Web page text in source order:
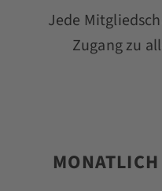
Jede
Zugang zu
MONATLICH